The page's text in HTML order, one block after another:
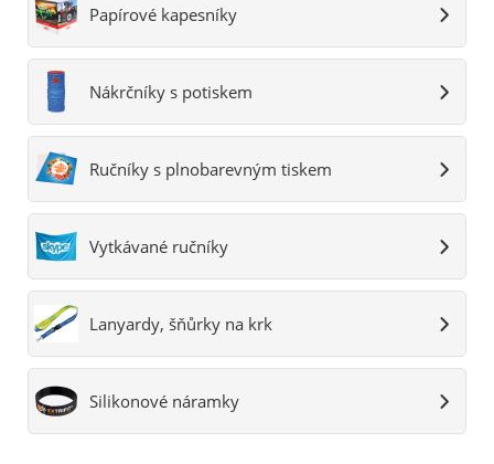
Papírové kapesníky
Nákrčníky s potiskem
Ručníky s plnobarevným tiskem
Vytkávané ručníky
Lanyardy, šňůrky na krk
Silikonové náramky